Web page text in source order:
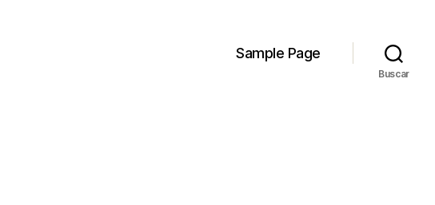
Sample Page
Buscar